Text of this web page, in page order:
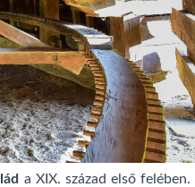
a XIX. század első felében.